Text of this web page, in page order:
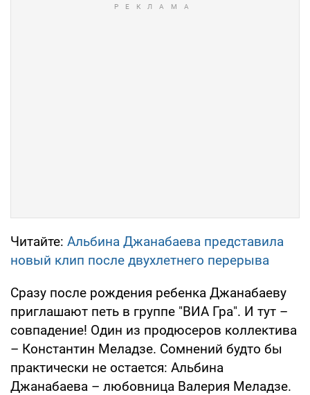
Читайте: Альбина Джанабаева представила
новый клип после двухлетнего перерыва
Сразу после рождения ребенка Джанабаеву
приглашают петь в группе "ВИА Гра". И тут –
совпадение! Один из продюсеров коллектива
– Константин Меладзе. Сомнений будто бы
практически не остается: Альбина
Джанабаева – любовница Валерия Меладзе.